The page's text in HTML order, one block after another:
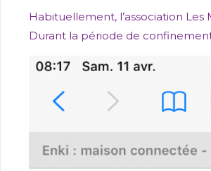
Habituellement, l’association
Durant la période de